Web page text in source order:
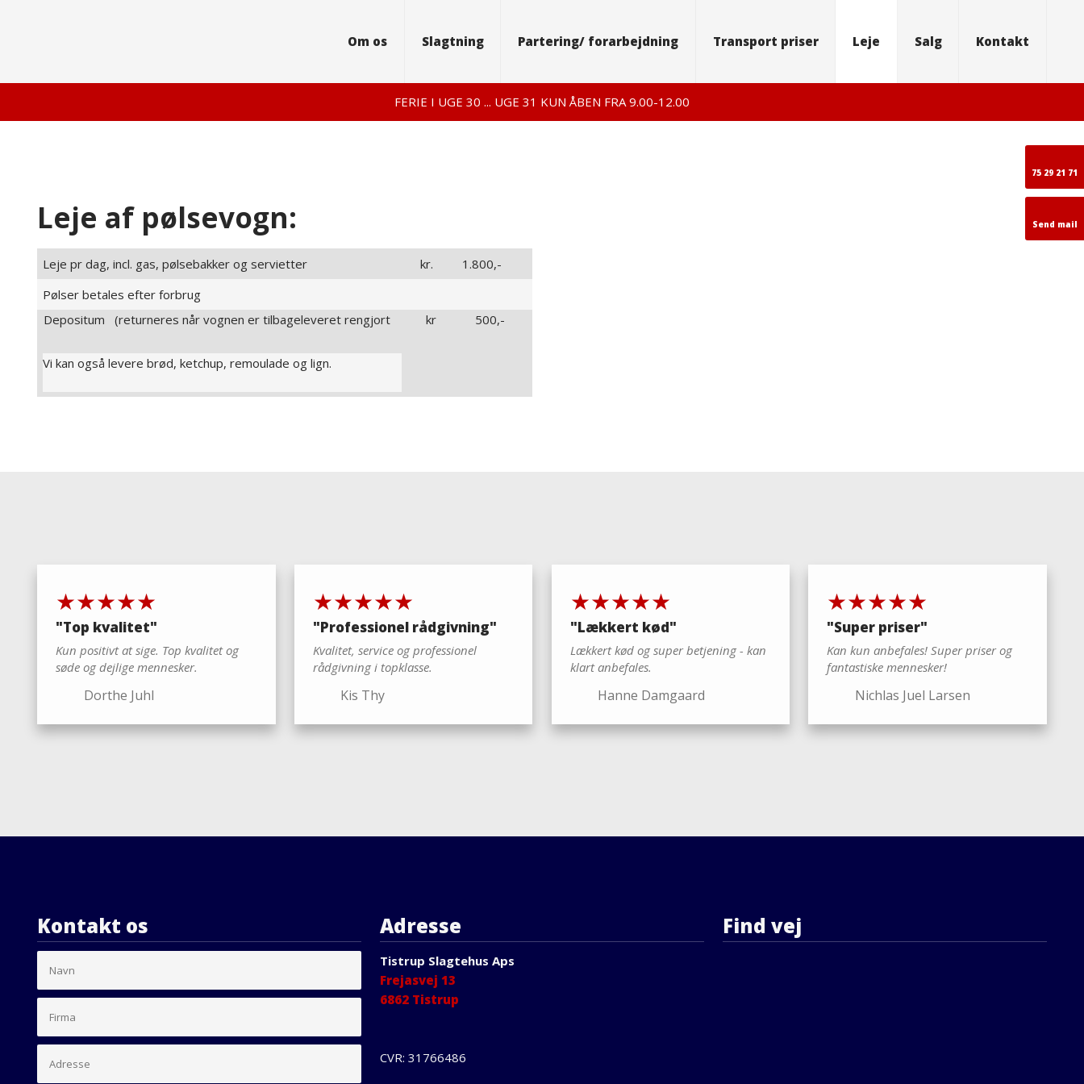
75 29 21 71
Send mail
Om os Slagtning Partering/ forarbejdning Transport priser Leje Salg Kontakt
FERIE I UGE 30 ... UGE 31 KUN ÅBEN FRA 9.00-12.00​
Leje af pølsevogn:
Leje pr dag, incl. gas, pølsebakker og servietter ​kr.
1.800,-​
Pølser betales efter forbrug
Depositum (returneres når vognen er tilbageleveret rengjort kr 500,-​
Vi kan også levere brød, ketchup, remoulade og lign.
​★★★★★
"​Top kvalitet"
Kun positivt at sige. Top kvalitet og
søde og dejlige mennesker.
Dorthe Juhl
​★★★★★
"Professionel rådgivning"
Kvalitet, service og professionel
rådgivning i topklasse.
Kis Thy
​★★★★★
"​Lækkert kød"
Lækkert kød og super betjening - kan
klart anbefales.​
Hanne Damgaard
​★★★★★
"​Super priser"
Kan kun anbefales! Super priser og
fantastiske mennesker!
Nichlas Juel Larsen
Kontakt os Adresse
Tistrup Slagtehus Aps
Frejasvej 13
6862 Tistrup
CVR: 31766486
Find vej